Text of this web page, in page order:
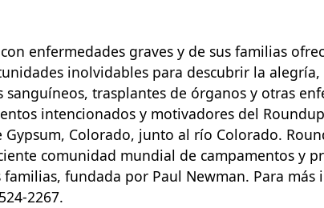
enfermedades graves y de sus familias
inolvidables para descubrir la alegría,
trasplantes de órganos y otras
intencionados y motivadores del
Colorado, junto al río Colorado.
comunidad mundial de campamentos y
fundada por Paul Newman. Para
2267.